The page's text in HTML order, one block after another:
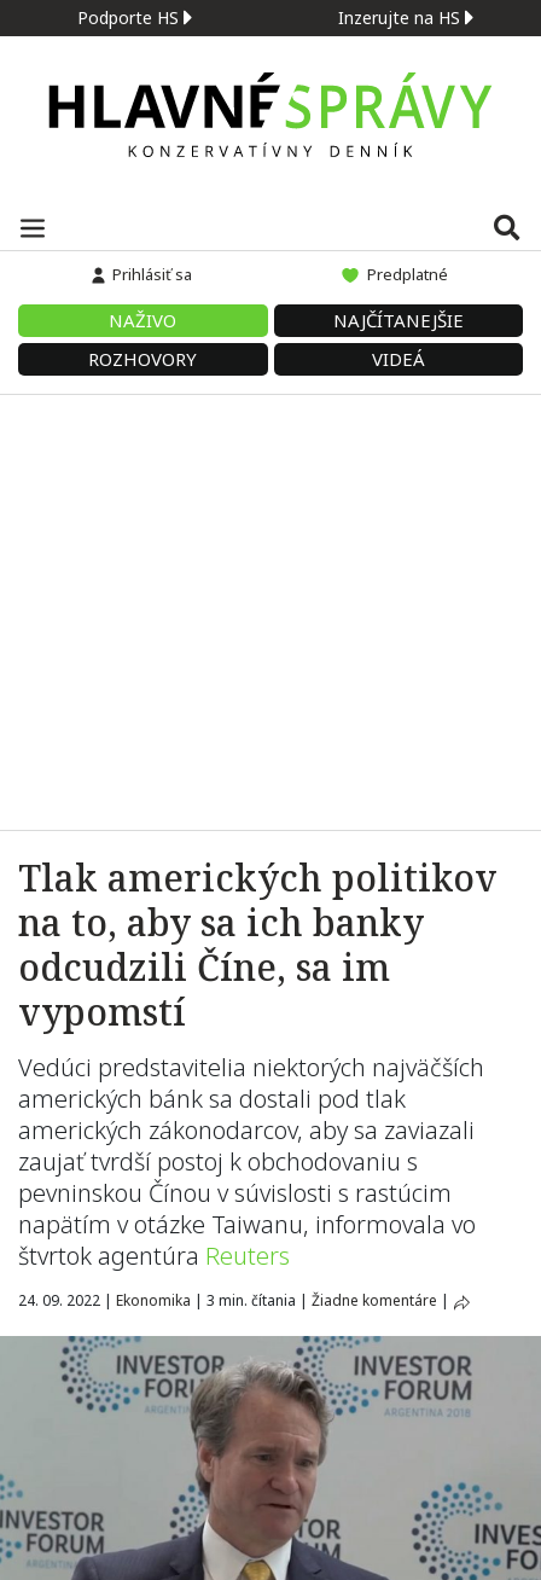
Podporte HS Inzerujte na HS
Prihlásiť sa Predplatné
NAŽIVO
NAJČÍTANEJŠIE
ROZHOVORY
VIDEÁ
Tlak amerických politikov
na to, aby sa ich banky
odcudzili Číne, sa im
vypomstí
Vedúci predstavitelia niektorých najväčších
amerických bánk sa dostali pod tlak
amerických zákonodarcov, aby sa zaviazali
zaujať tvrdší postoj k obchodovaniu s
pevninskou Čínou v súvislosti s rastúcim
napätím v otázke Taiwanu, informovala vo
štvrtok agentúra Reuters
24. 09. 2022 | Ekonomika | 3 min. čítania | Žiadne komentáre |